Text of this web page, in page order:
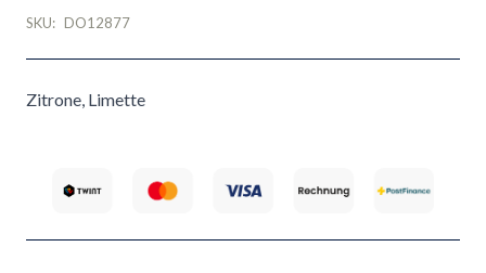
SKU: DO12877
Zitrone, Limette